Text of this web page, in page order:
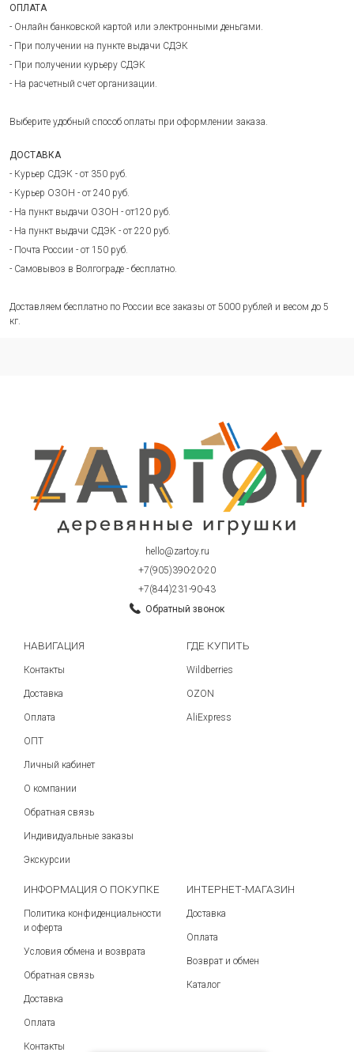
ОПЛАТА
- Онлайн банковской картой или электронными деньгами.
- При получении на пункте выдачи СДЭК
- При получении курьеру СДЭК
- На расчетный счет организации.
Выберите удобный способ оплаты при оформлении заказа.
ДОСТАВКА
- Курьер СДЭК - от 350 руб.
- Курьер ОЗОН - от 240 руб.
- На пункт выдачи ОЗОН - от120 руб.
- На пункт выдачи СДЭК - от 220 руб.
- Почта России - от 150 руб.
- Самовывоз в Волгограде - бесплатно.
Доставляем бесплатно по России все заказы от 5000 рублей и весом до 5
кг.
hello@zartoy.ru
+7(905)390-20-20
+7(844)231-90-43
Обратный звонок
НАВИГАЦИЯ
Контакты
Доставка
Оплата
ОПТ
Личный кабинет
О компании
Обратная связь
Индивидуальные заказы
Экскурсии
ГДЕ КУПИТЬ
Wildberries
OZON
AliExpress
ИНФОРМАЦИЯ О ПОКУПКЕ
Политика конфиденциальности
и оферта
Условия обмена и возврата
Обратная связь
Доставка
Оплата
Контакты
ИНТЕРНЕТ-МАГАЗИН
Доставка
Оплата
Возврат и обмен
Каталог